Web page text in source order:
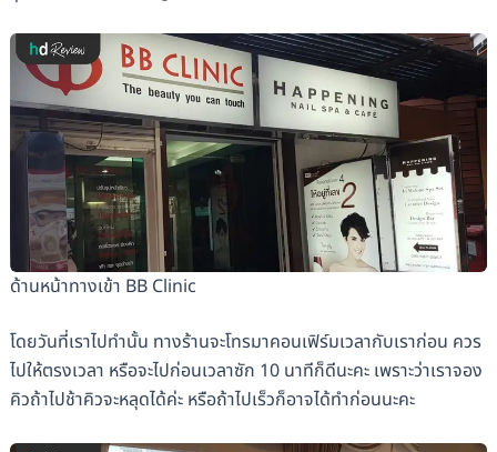
ด้านหน้าทางเข้า BB Clinic
โดยวันที่เราไปทำนั้น ทางร้านจะโทรมาคอนเฟิร์มเวลากับเราก่อน ควร
ไปให้ตรงเวลา หรือจะไปก่อนเวลาซัก 10 นาทีก็ดีนะคะ เพราะว่าเราจอง
คิวถ้าไปช้าคิวจะหลุดได้ค่ะ หรือถ้าไปเร็วก็อาจได้ทำก่อนนะคะ